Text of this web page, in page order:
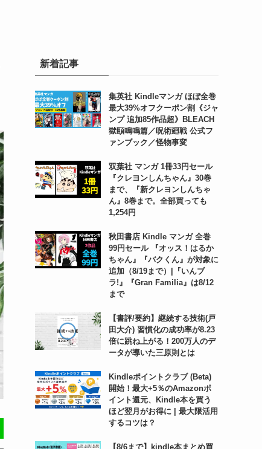
新着記事
集英社 Kindleマンガ ほぼ全巻
最大39%オフクーポン割《ジャ
ンプ 追加85作品超》BLEACH
獄頤鳴鳴篇／呪術廻戦 公式フ
ァンブック／怪物事変
双葉社 マンガ 1冊33円セール
『クレヨンしんちゃん』30巻
まで、『新クレヨンしんちゃ
ん』8巻まで。全部買っても
1,254円
秋田書店 Kindle マンガ 全巻
99円セール 『オッス！はるか
ちゃん』『バクくん』が対象に
追加（8/19まで）|『いんブ
ラ!』『Gran Familia』は8/12
まで
【書評/要約】継続する技術(戸
田大介) 習慣化の成功率が8.23
倍に跳ね上がる！200万人のデ
ータが導いた三原則とは
Kindleポイントクラブ (Beta)
開始！最大+5％のAmazonポ
イント還元、Kindle本を買う
ほど翌月がお得に | 最大限活用
するコツは？
【8/6まで】kindle本まとめ買